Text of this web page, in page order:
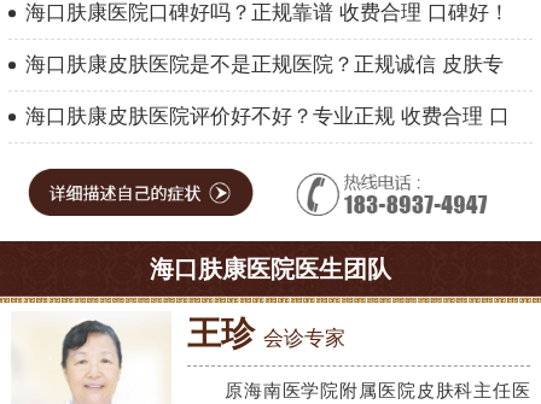
海口肤康医院口碑好吗？正规靠谱 收费合理 口碑好！
海口肤康皮肤医院是不是正规医院？正规诚信 皮肤专
海口肤康皮肤医院评价好不好？专业正规 收费合理 口
海口肤康医院医生团队
王珍 会诊专家
原海南医学院附属医院皮肤科主任医